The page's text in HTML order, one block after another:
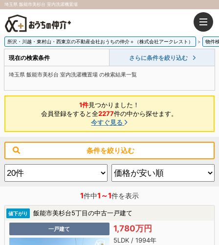
埼玉県 飯能市美杉台 室内洗濯機置場
所沢・川越・東村山・西東京の不動産会社おうちの仲介＋（株式会社アークレスト） 物件
現在の検索条件 さらに条件を絞り込む
埼玉県 飯能市美杉台 室内洗濯機置場 の検索結果一覧
1件見つかりました！
会員登録をすると全2277件の中から探せます。
今すぐ見る
条件を絞り込む
1件中1～1件を表示
値下がり 飯能市美杉台5丁目の中古一戸建て
一戸建て 1,780万円
5LDK / 1994年